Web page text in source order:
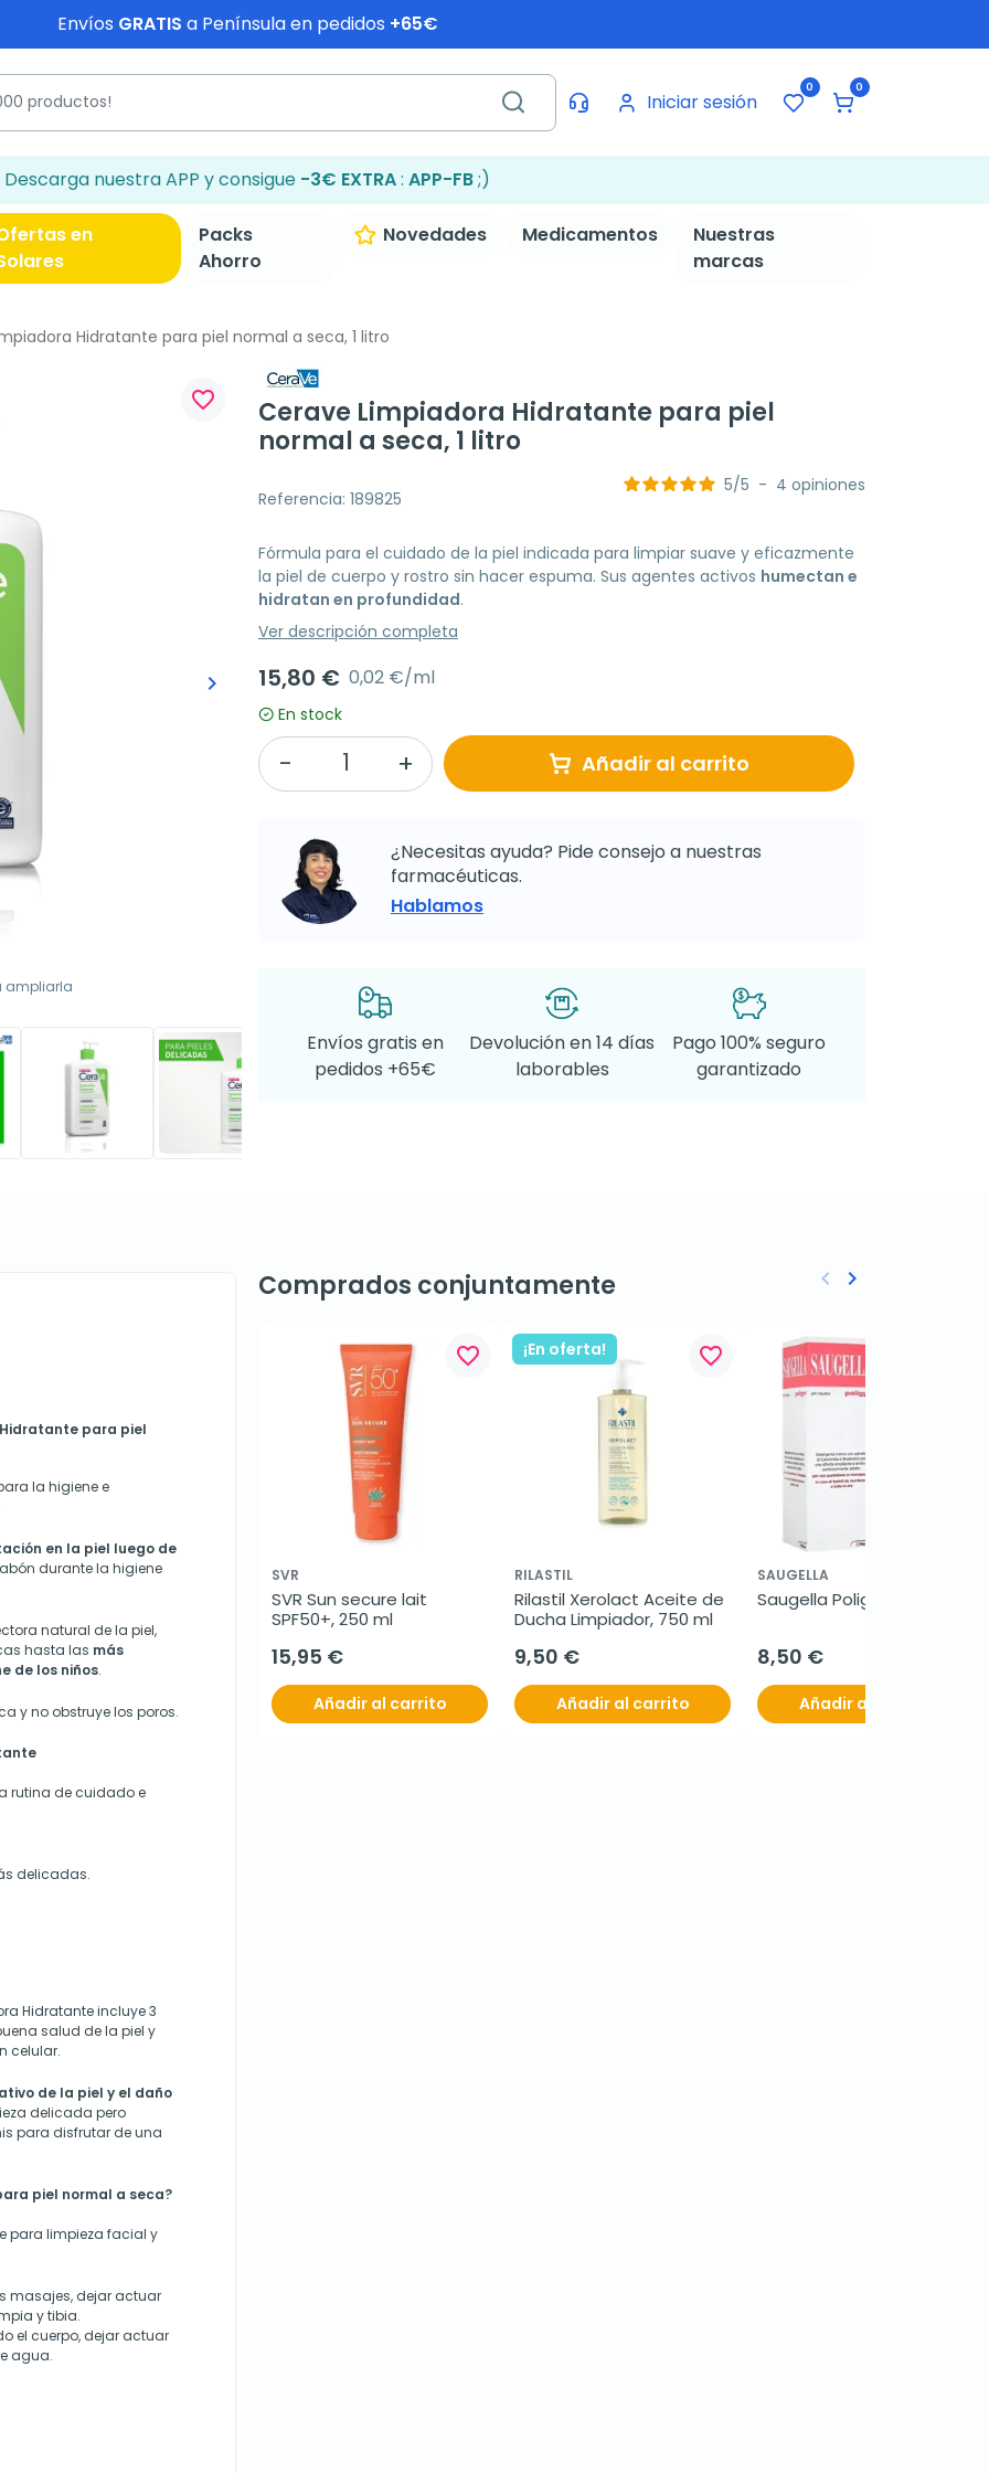
Envíos GRATIS a Península en pedidos +65€
Iniciar sesión
0 0
Descarga nuestra APP y consigue -3€ EXTRA: APP-FB;)
en
Packs
Ahorro
Novedades Medicamentos
Nuestras
marcas
Hidratante para piel normal a seca, 1 litro
Siguiente
keyboard_arrow_right
ampliarla
favorite_border
Cerave Limpiadora Hidratante para piel
normal a seca, 1 litro
Referencia: 189825
5/5 - 4 opiniones
Fórmula para el cuidado de la piel indicada para limpiar suave y eficazmente
la piel de cuerpo y rostro sin hacer espuma. Sus agentes activos humectan e
hidratan en profundidad.
Ver descripción completa
15,80 € 0,02 €/ml
En stock
Añadir al carrito
¿Necesitas ayuda? Pide consejo a nuestras
farmacéuticas.
Hablamos
Envíos gratis en
pedidos +65€
Devolución en 14 días
laborables
Pago 100% seguro
garantizado
Hidratante para piel
la higiene e
en la piel luego de
durante la higiene
natural de la piel,
hasta las más
de los niños.
y no obstruye los poros.
rutina de cuidado e
delicadas.
Hidratante incluye 3
salud de la piel y
celular.
de la piel y el daño
delicada pero
para disfrutar de una
piel normal a seca?
para limpieza facial y
masajes, dejar actuar
y tibia.
el cuerpo, dejar actuar
agua.
Comprados conjuntamente
favorite_border
SVR
SVR Sun secure lait
SPF50+, 250 ml
15,95 €
Añadir al carrito
¡En oferta! favorite_border
RILASTIL
Rilastil Xerolact Aceite de
Ducha Limpiador, 750 ml
9,50 €
Añadir al carrito
SAUGELLA
Saugella Poligyn, 250ml.
8,50 €
Añadir al carrito
Anterior
keyboard_arrow_left Siguiente
keyboard_arrow_right